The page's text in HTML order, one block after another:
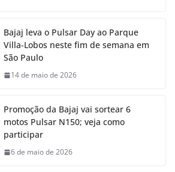
Bajaj leva o Pulsar Day ao Parque
Villa-Lobos neste fim de semana em
São Paulo
14 de maio de 2026
Promoção da Bajaj vai sortear 6
motos Pulsar N150; veja como
participar
6 de maio de 2026